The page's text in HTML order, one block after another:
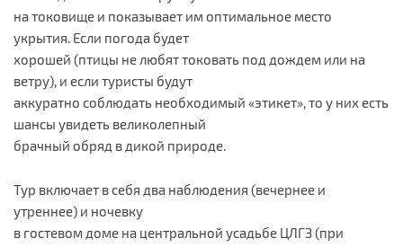
на токовище и показывает им оптимальное место
укрытия. Если погода будет
хорошей (птицы не любят токовать под дождем или на
ветру), и если туристы будут
аккуратно соблюдать необходимый «этикет», то у них есть
шансы увидеть великолепный
брачный обряд в дикой природе.
Тур включает в себя два наблюдения (вечернее и
утреннее) и ночевку
в гостевом доме на центральной усадьбе ЦЛГЗ (при